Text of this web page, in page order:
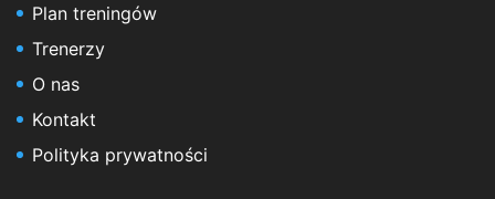
Plan treningów
Trenerzy
O nas
Kontakt
Polityka prywatności